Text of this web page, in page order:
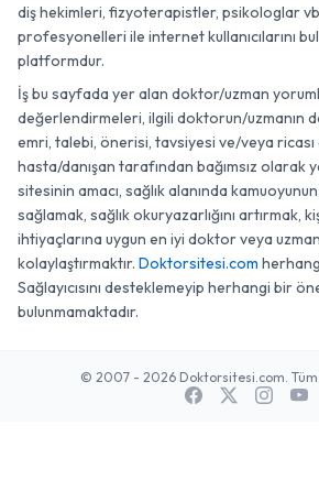
diş hekimleri, fizyoterapistler, psikologlar
profesyonelleri ile internet kullanıcılarını
platformdur.
İş bu sayfada yer alan doktor/uzman
değerlendirmeleri, ilgili doktorun/uzmanın
emri, talebi, önerisi, tavsiyesi ve/veya ricası
hasta/danışan tarafından bağımsız olarak
sitesinin amacı, sağlık alanında
sağlamak, sağlık okuryazarlığını artırmak,
ihtiyaçlarına uygun en iyi doktor veya
kolaylaştırmaktır. Doktorsitesi.com
Sağlayıcısını desteklemeyip herhangi bir
bulunmamaktadır.
© 2007 - 2026 Doktorsitesi.com. Tüm